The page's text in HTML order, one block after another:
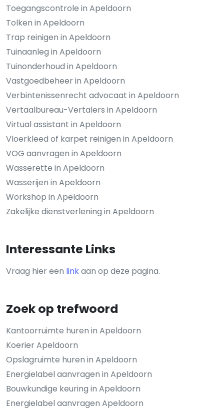
Toegangscontrole in Apeldoorn
Tolken in Apeldoorn
Trap reinigen in Apeldoorn
Tuinaanleg in Apeldoorn
Tuinonderhoud in Apeldoorn
Vastgoedbeheer in Apeldoorn
Verbintenissenrecht advocaat in Apeldoorn
Vertaalbureau-Vertalers in Apeldoorn
Virtual assistant in Apeldoorn
Vloerkleed of karpet reinigen in Apeldoorn
VOG aanvragen in Apeldoorn
Wasserette in Apeldoorn
Wasserijen in Apeldoorn
Workshop in Apeldoorn
Zakelijke dienstverlening in Apeldoorn
Interessante Links
Vraag hier een linkaan op deze pagina.
Zoek op trefwoord
Kantoorruimte huren in Apeldoorn
Koerier Apeldoorn
Opslagruimte huren in Apeldoorn
Energielabel aanvragen in Apeldoorn
Bouwkundige keuring in Apeldoorn
Energielabel aanvragen Apeldoorn